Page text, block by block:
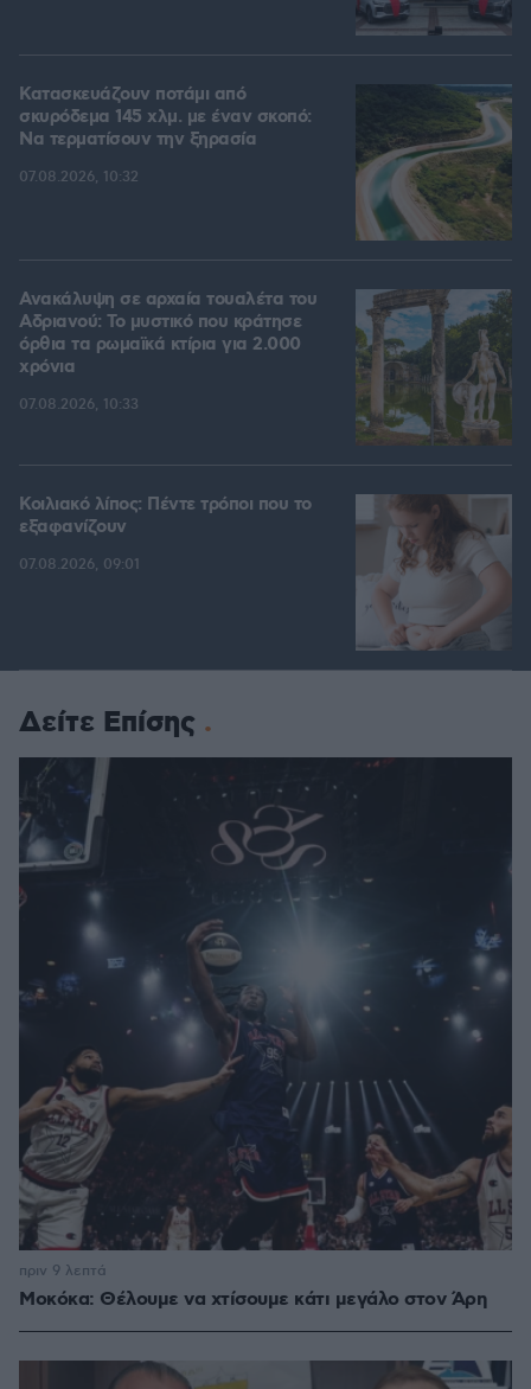
Κατασκευάζουν ποτάμι από
σκυρόδεμα 145 χλμ. με έναν σκοπό:
Να τερματίσουν την ξηρασία
07.08.2026, 10:32
Ανακάλυψη σε αρχαία τουαλέτα του
Αδριανού: Το μυστικό που κράτησε
όρθια τα ρωμαϊκά κτίρια για 2.000
χρόνια
07.08.2026, 10:33
Κοιλιακό λίπος: Πέντε τρόποι που το
εξαφανίζουν
07.08.2026, 09:01
Δείτε Επίσης
Μοκόκα: Θέλουμε να χτίσουμε κάτι μεγάλο στον Άρη
πριν 9 λεπτά